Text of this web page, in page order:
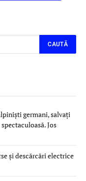
germani, salvați
Jos
și descărcări electrice